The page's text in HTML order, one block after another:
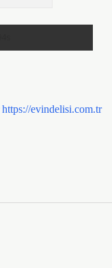
https://evindelisi.com.tr